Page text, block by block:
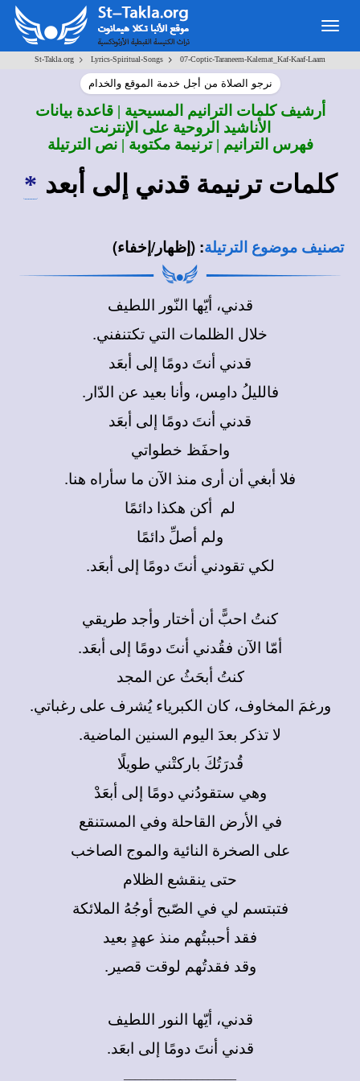
St-Takla.org > Lyrics-Spiritual-Songs > 07-Coptic-Taraneem-Kalemat_Kaf-Kaaf-Laam
نرجو الصلاة من أجل خدمة الموقع والخدام
أرشيف كلمات الترانيم المسيحية | قاعدة بيانات
الأناشيد الروحية على الإنترنت
فهرس الترانيم | ترنيمة مكتوبة | نص الترتيلة
كلمات ترنيمة قدني إلى أبعد *
تصنيف موضوع الترتيلة: (إظهار/إخفاء)
قدني، أيّها النّور اللطيف
خلال الظلمات التي تكتنفني.
قدني أنتَ دومًا إلى أبعَد
فالليلُ دامِس، وأنا بعيد عن الدّار.
قدني أنتَ دومًا إلى أبعَد
واحفَظ خطواتي
فلا أبغي أن أرى منذ الآن ما سأراه هنا.
لم أكن هكذا دائمًا
ولم أصلِّ دائمًا
لكي تقودني أنتَ دومًا إلى أبعَد.
كنتُ احبًّ أن أختار وأجد طريقي
أمّا الآن فقُدني أنتَ دومًا إلى أبعَد.
كنتُ أبحَثُ عن المجد
ورغمَ المخاوف، كان الكبرياء يُشرف على رغباتي.
لا تذكر بعدَ اليوم السنين الماضية.
قُدرَتُكَ باركتْني طويلًا
وهي ستقودُني دومًا إلى أبعَدْ
في الأرض القاحلة وفي المستنقع
على الصخرة النائية والموج الصاخب
حتى ينقشع الظلام
فتبتسم لي في الصّبح أوجُهُ الملائكة
فقد أحببتُهم منذ عهدٍ بعيد
وقد فقدتُهم لوقت قصير.
قدني، أيّها النور اللطيف
قدني أنتَ دومًا إلى ابعَد.